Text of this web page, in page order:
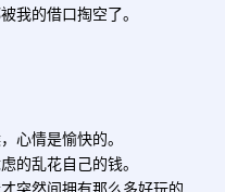
我的借口掏空了。
心情是愉快的。
的乱花自己的钱。